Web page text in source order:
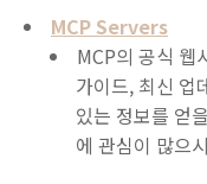
MCP Servers
MCP의 공식 웹
가이드, 최신 업
있는 정보를 얻
에 관심이 많으